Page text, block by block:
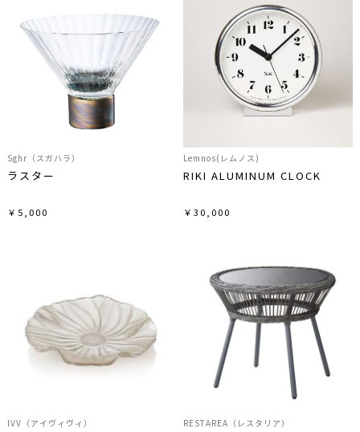
Sghr（スガハラ）
ラスター
￥5,000
Lemnos(レムノス)
RIKI ALUMINUM CLOCK
￥30,000
IVV（アイヴィヴィ） RESTAREA（レスタリア）